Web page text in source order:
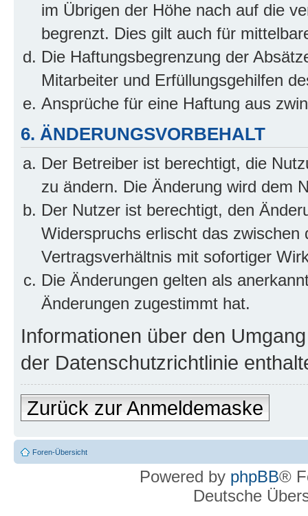
im Übrigen der Höhe nach auf die
begrenzt. Dies gilt auch für
Die Haftungsbegrenzung der
Mitarbeiter und Erfüllungsgehilfen
Ansprüche für eine Haftung aus
6. ÄNDERUNGSVORBEHALT
Der Betreiber ist berechtigt, die
zu ändern. Die Änderung wird dem
Der Nutzer ist berechtigt, den
Widerspruchs erlischt das
Vertragsverhältnis mit sofortiger
Die Änderungen gelten als
Änderungen zugestimmt hat.
Informationen über den
der Datenschutzrichtlinie
Zurück zur Anmeldemaske
Foren-Übersicht
Powered by phpBB®
Deutsche